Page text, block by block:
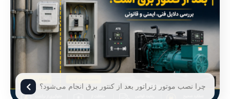
چرا نصب موتور ژنراتور بعد از کنتور برق انجام می‌شود؟